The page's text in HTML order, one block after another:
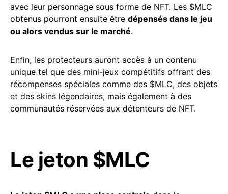
avec leur personnage sous forme de NFT. Les $MLC
obtenus pourront ensuite être dépensés dans le jeu
ou alors vendus sur le marché.
Enfin, les protecteurs auront accès à un contenu
unique tel que des mini-jeux compétitifs offrant des
récompenses spéciales comme des $MLC, des objets
et des skins légendaires, mais également à des
communautés réservées aux détenteurs de NFT.
Le jeton $MLC